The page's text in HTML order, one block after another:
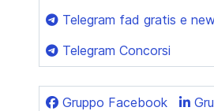
Telegram fad gratis e
Telegram Concorsi
Gruppo Facebook